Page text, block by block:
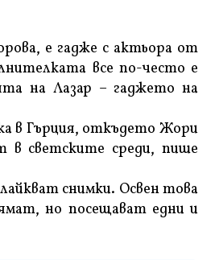
е гадже с актьора от
все по-често е
на Лазар – гаджето на
в Гърция, откъдето Жори
в светските среди, пише
снимки. Освен това
но посещават едни и